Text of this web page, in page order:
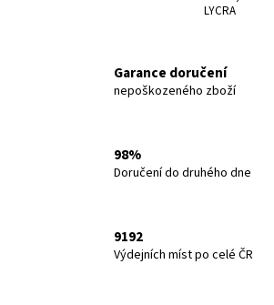
LYCRA
Garance doručení
nepoškozeného zboží
98%
Doručení do druhého dne
9192
Výdejních míst po celé ČR